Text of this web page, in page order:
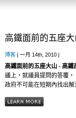
高鐵面前的五座大
博客 | 一月 14th, 2010 |
高鐵面前的五座大山 - 高鐵
議上，就議員提問的答覆
政府不可能在短期內找出解